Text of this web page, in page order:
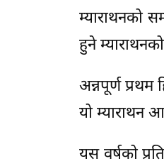
म्याराथनको
हुने
अन्नपूर्ण प्रथम
यो म्याराथन
यस वर्षको